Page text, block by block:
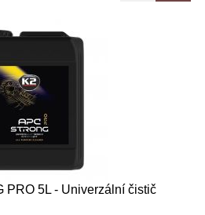
PRO 5L - Univerzální čistič